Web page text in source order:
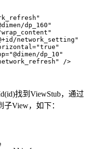
dp_160"
network_setting"
dp_10"
/>
找到ViewStub，通过
子View，如下：